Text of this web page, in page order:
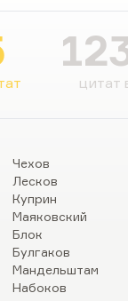
«Поворот
готику, а
цитат
Чехов
Лесков
Куприн
Маяковский
Блок
Булгаков
Мандельштам
Набоков